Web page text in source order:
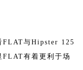
FLAT与Hipster 125
FLAT有着更利于场